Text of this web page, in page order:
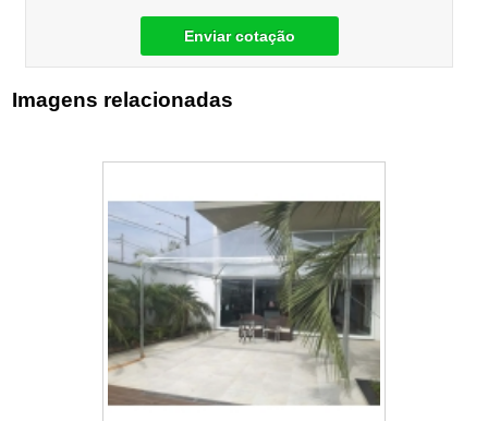
Enviar cotação
Imagens relacionadas